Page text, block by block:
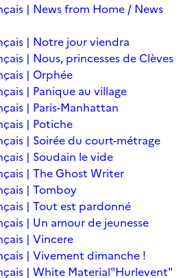
| News from Home / News
| Notre jour viendra
| Nous, princesses de Clèves
| Orphée
| Panique au village
| Paris-Manhattan
| Potiche
| Soirée du court-métrage
| Soudain le vide
| The Ghost Writer
| Tomboy
| Tout est pardonné
| Un amour de jeunesse
| Vincere
| Vivement dimanche !
| White Material"Hurlevent"